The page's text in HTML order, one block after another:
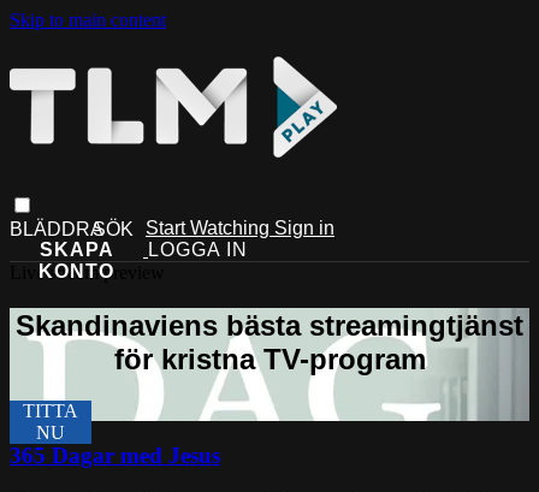
Skip to main content
Start Watching Sign in
Live stream preview
365 Dagar med Jesus